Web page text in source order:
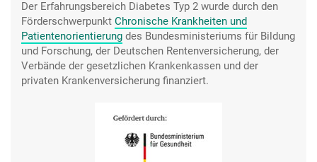
Der Erfahrungsbereich Diabetes Typ 2 wurde durch den
Förderschwerpunkt Chronische Krankheiten und
Patientenorientierung des Bundesministeriums für Bildung
und Forschung, der Deutschen Rentenversicherung, der
Verbände der gesetzlichen Krankenkassen und der
privaten Krankenversicherung finanziert.